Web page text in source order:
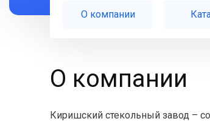
О компании
О компании
Киришский стекольный завод –